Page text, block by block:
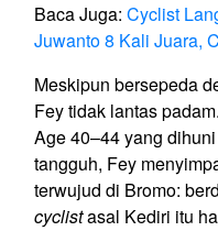
Baca Juga: Cyclist
Juwanto 8 Kali Juara,
Meskipun bersepeda
Fey tidak lantas
Age 40–44 yang
tangguh, Fey
terwujud di Bromo:
cyclistasal Kediri itu